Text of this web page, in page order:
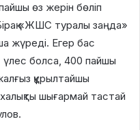
өз жерін бөліп
«ЖШС туралы заңда»
жүреді. Егер бас
үлес болса, 400 пайшы
құрылтайшы
шығармай тастай